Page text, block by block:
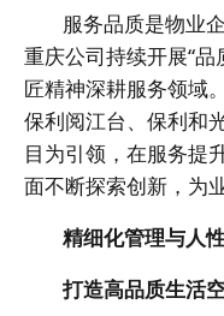
服务品质是物业
重庆公司持续开展“
匠精神深耕服务领域
保利阅江台、保利和
目为引领，在服务提
面不断探索创新，为
精细化管理与人
打造高品质生活